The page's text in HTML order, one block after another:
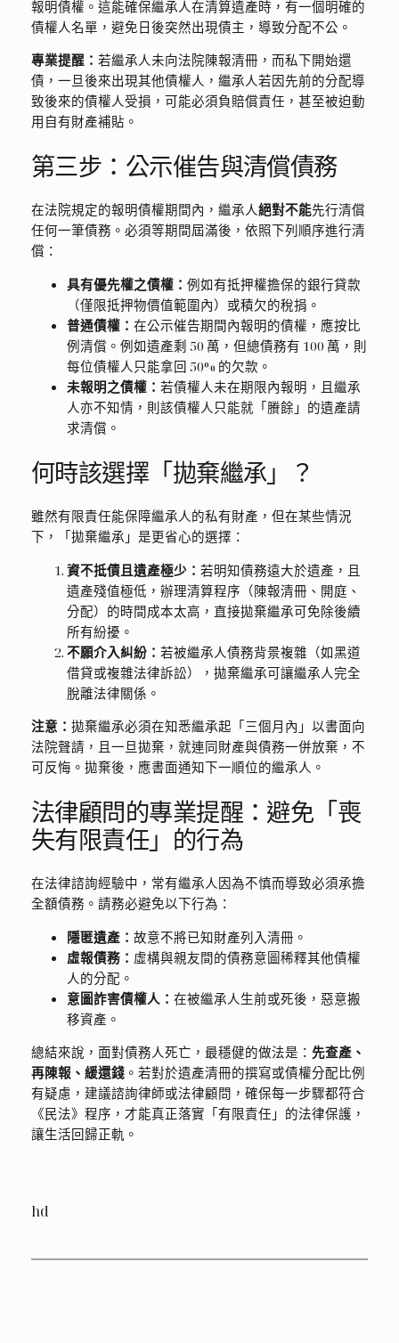
報明債權。這能確保繼承人在清算遺產時，有一個明確的
債權人名單，避免日後突然出現債主，導致分配不公。
專業提醒： 若繼承人未向法院陳報清冊，而私下開始還
債，一旦後來出現其他債權人，繼承人若因先前的分配導
致後來的債權人受損，可能必須負賠償責任，甚至被迫動
用自有財產補貼。
第三步：公示催告與清償債務
在法院規定的報明債權期間內，繼承人絕對不能先行清償
任何一筆債務。必須等期間屆滿後，依照下列順序進行清
償：
具有優先權之債權： 例如有抵押權擔保的銀行貸款
（僅限抵押物價值範圍內）或積欠的稅捐。
普通債權： 在公示催告期間內報明的債權，應按比
例清償。例如遺產剩 50 萬，但總債務有 100 萬，則
每位債權人只能拿回 50% 的欠款。
未報明之債權： 若債權人未在期限內報明，且繼承
人亦不知情，則該債權人只能就「賸餘」的遺產請
求清償。
何時該選擇「拋棄繼承」？
雖然有限責任能保障繼承人的私有財產，但在某些情況
下，「拋棄繼承」是更省心的選擇：
資不抵債且遺產極少： 若明知債務遠大於遺產，且
遺產殘值極低，辦理清算程序（陳報清冊、開庭、
分配）的時間成本太高，直接拋棄繼承可免除後續
所有紛擾。
不願介入糾紛： 若被繼承人債務背景複雜（如黑道
借貸或複雜法律訴訟），拋棄繼承可讓繼承人完全
脫離法律關係。
注意： 拋棄繼承必須在知悉繼承起「三個月內」以書面向
法院聲請，且一旦拋棄，就連同財產與債務一併放棄，不
可反悔。拋棄後，應書面通知下一順位的繼承人。
法律顧問的專業提醒：避免「喪
失有限責任」的行為
在法律諮詢經驗中，常有繼承人因為不慎而導致必須承擔
全額債務。請務必避免以下行為：
隱匿遺產： 故意不將已知財產列入清冊。
虛報債務： 虛構與親友間的債務意圖稀釋其他債權
人的分配。
意圖詐害債權人： 在被繼承人生前或死後，惡意搬
移資產。
總結來說，面對債務人死亡，最穩健的做法是： 先查產、
再陳報、緩還錢。若對於遺產清冊的撰寫或債權分配比例
有疑慮，建議諮詢律師或法律顧問，確保每一步驟都符合
《民法》程序，才能真正落實「有限責任」的法律保護，
讓生活回歸正軌。
hd